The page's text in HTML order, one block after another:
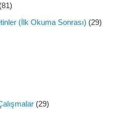
(81)
(İlk Okuma Sonrası) (29)
(29)